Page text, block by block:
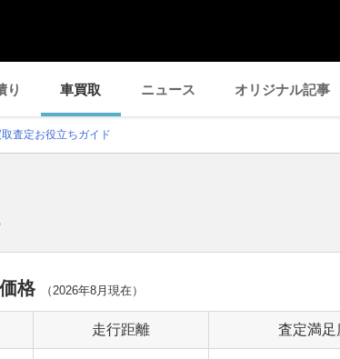
り 車買取 ニュース オリジナル記事
査定お役立ちガイド
格 （2026年8月 現在）
走行距離 査定満足